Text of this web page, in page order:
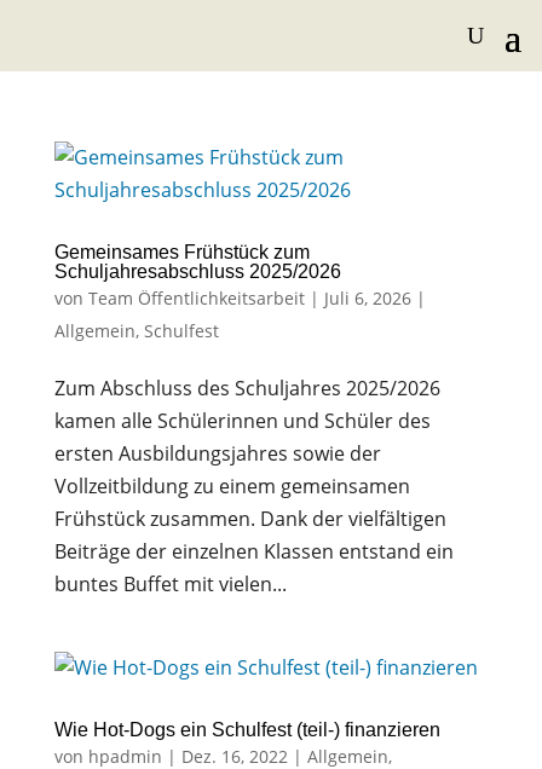
Gemeinsames Frühstück zum
Schuljahresabschluss 2025/2026
von Team Öffentlichkeitsarbeit| Juli 6, 2026|
Allgemein, Schulfest
​Zum Abschluss des Schuljahres 2025/2026
kamen alle Schülerinnen und Schüler des
ersten Ausbildungsjahres sowie der
Vollzeitbildung zu einem gemeinsamen
Frühstück zusammen. Dank der vielfältigen
Beiträge der einzelnen Klassen entstand ein
buntes Buffet mit vielen...
Wie Hot-Dogs ein Schulfest (teil-) finanzieren
von hpadmin | Dez. 16, 2022| Allgemein,